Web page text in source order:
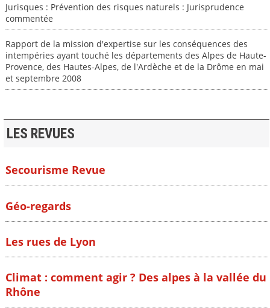
Jurisques : Prévention des risques naturels : Jurisprudence
commentée
Rapport de la mission d'expertise sur les conséquences des
intempéries ayant touché les départements des Alpes de Haute-
Provence, des Hautes-Alpes, de l'Ardèche et de la Drôme en mai
et septembre 2008
LES REVUES
Secourisme Revue
Géo-regards
Les rues de Lyon
Climat : comment agir ? Des alpes à la vallée du
Rhône